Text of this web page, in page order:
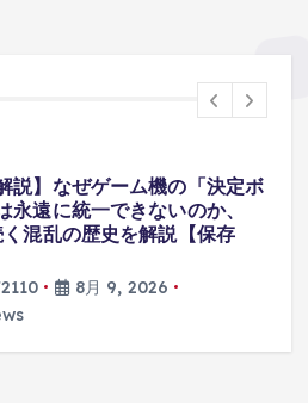
説】なぜゲーム機の「決定ボ
永遠に統一できないのか、
混乱の歴史を解説【保存
8月 9, 2026